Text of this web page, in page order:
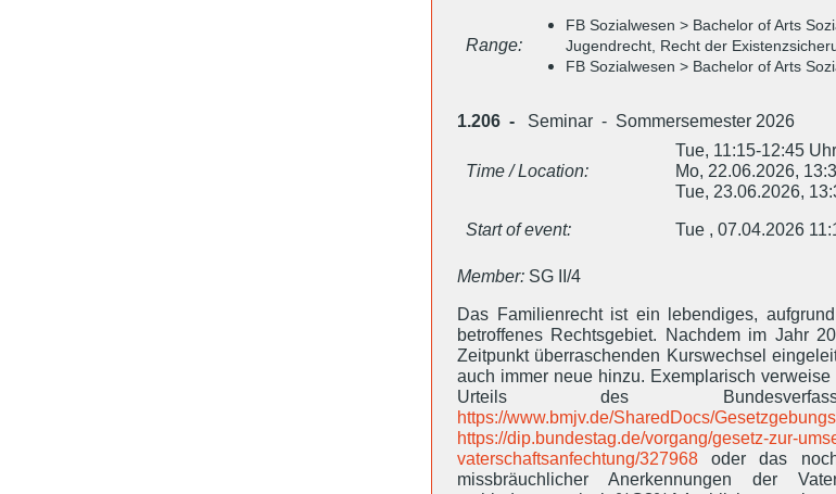
Range:
FB Sozialwesen > Bachelor of Arts
Jugendrecht, Recht der
FB Sozialwesen > Bachelor of Arts
1.206 - Seminar - Sommersemester 2026
Time / Location:
Tue, 11:15-12:45
Mo, 22.06.2026,
Tue, 23.06.2026,
Start of event: Tue , 07.04.2026
Member: SG II/4
Das Familienrecht ist ein lebendiges,
betroffenes Rechtsgebiet. Nachdem im Jahr
Zeitpunkt überraschenden Kurswechsel
auch immer neue hinzu. Exemplarisch
Urteils des
https://www.bmjv.de/SharedDocs/
https://dip.bundestag.de/vorgang/gesetz-zur-
vaterschaftsanfechtung/327968 oder das
missbräuchlicher Anerkennungen der